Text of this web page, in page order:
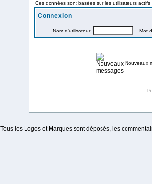
Ces données sont basées sur les utilisateurs
Connexion
Nom d'utilisateur: Mot
Nouveaux
Tous les Logos et Marques sont déposés, les